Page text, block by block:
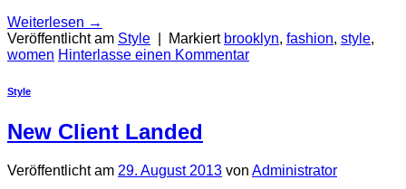
Weiterlesen →
Veröffentlicht am Style Markiert brooklyn, fashion, style,
women Hinterlasse einen Kommentar
Style
New Client Landed
Veröffentlicht am 29. August 2013 von Administrator